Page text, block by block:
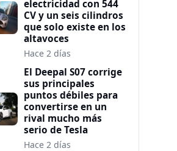
electricidad con 544
CV y un seis cilindros
que solo existe en los
altavoces
Hace 2 días
El Deepal S07 corrige
sus principales
puntos débiles para
convertirse en un
rival mucho más
serio de Tesla
Hace 2 días